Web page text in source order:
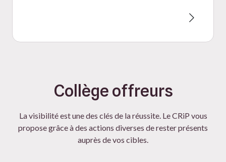
Collège offreurs
La visibilité est une des clés de la réussite. Le CRiP vous
propose grâce à des actions diverses de rester présents
auprès de vos cibles.